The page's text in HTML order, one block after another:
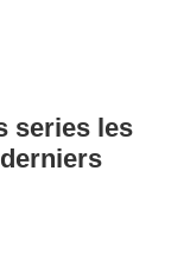
series les